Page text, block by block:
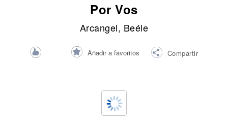
Por Vos
Arcangel, Beéle
Añadir a favoritos Compartir